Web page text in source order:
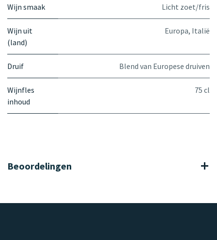
Wijn smaak Licht zoet/fris
Wijn uit
(land)
Europa, Italië
Druif Blend van Europese druiven
Wijnfles
inhoud
75 cl
Beoordelingen